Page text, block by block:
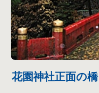
花園神社正面の橋